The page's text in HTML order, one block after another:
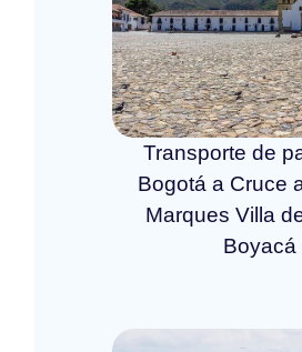
Transporte de
Bogotá a Cruce
Marques Villa
Boyacá